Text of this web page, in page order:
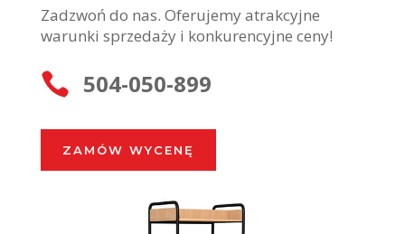
Zadzwoń do nas. Oferujemy atrakcyjne
warunki sprzedaży i konkurencyjne ceny!
 504-050-899
ZAMÓW WYCENĘ